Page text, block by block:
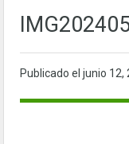
Publicado el junio 12,